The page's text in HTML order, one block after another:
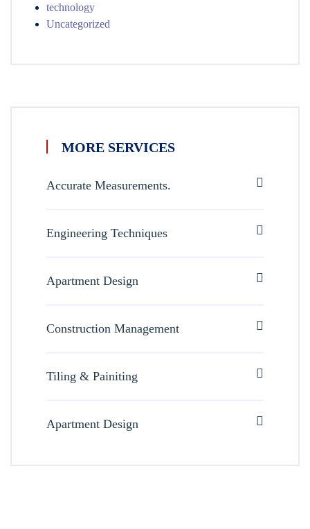
technology
Uncategorized
MORE SERVICES
Accurate Measurements.
Engineering Techniques
Apartment Design
Construction Management
Tiling & Painiting
Apartment Design